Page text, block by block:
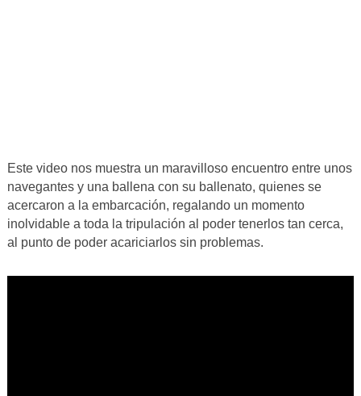
Este video nos muestra un maravilloso encuentro entre unos
navegantes y una ballena con su ballenato, quienes se
acercaron a la embarcación, regalando un momento
inolvidable a toda la tripulación al poder tenerlos tan cerca,
al punto de poder acariciarlos sin problemas.